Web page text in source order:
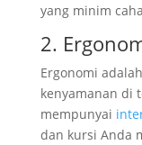
yang minim
2.
Ergonomi
kenyamanan di
mempunyai
dan kursi Anda